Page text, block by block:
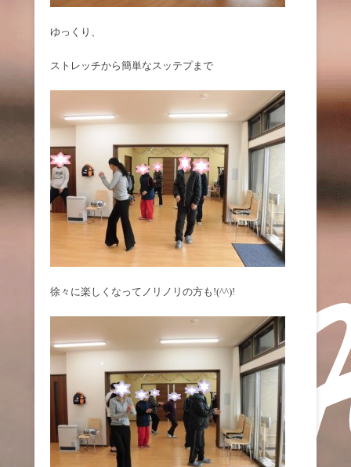
ゆっくり、
ストレッチから簡単なスッテプまで
徐々に楽しくなってノリノリの方も!(^^)!